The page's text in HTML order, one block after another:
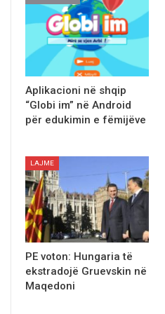
Aplikacioni në shqip
“Globi im” në Android
për edukimin e fëmijëve
LAJME
PE voton: Hungaria të
ekstradojë Gruevskin në
Maqedoni